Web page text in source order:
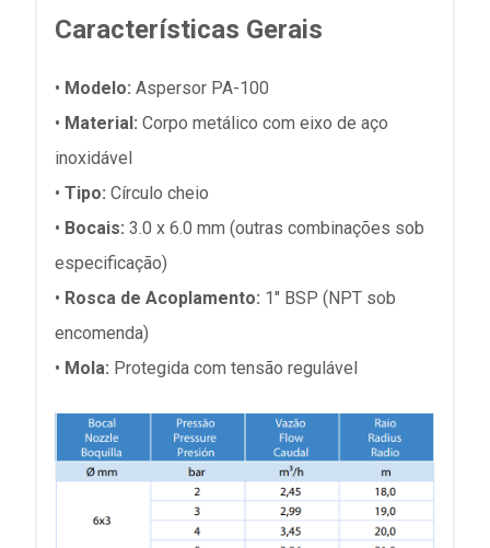
Características Gerais
• Modelo: Aspersor PA-100
• Material: Corpo metálico com eixo de aço
inoxidável
• Tipo: Círculo cheio
• Bocais: 3.0 x 6.0 mm (outras combinações sob
especificação)
• Rosca de Acoplamento: 1" BSP (NPT sob
encomenda)
• Mola: Protegida com tensão regulável